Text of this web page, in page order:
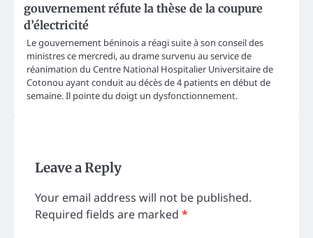
gouvernement réfute la thèse de la coupure
d’électricité
Le gouvernement béninois a réagi suite à son conseil des
ministres ce mercredi, au drame survenu au service de
réanimation du Centre National Hospitalier Universitaire de
Cotonou ayant conduit au décès de 4 patients en début de
semaine. Il pointe du doigt un dysfonctionnement.
Leave a Reply
Your email address will not be published.
Required fields are marked *